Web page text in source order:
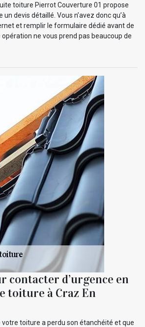
toiture Pierrot Couverture 01 propose
devis détaillé. Vous n’avez donc qu’à
et remplir le formulaire dédié avant de
ne vous prend pas beaucoup de
contacter d’urgence en
toiture à Craz En
toiture a perdu son étanchéité et que